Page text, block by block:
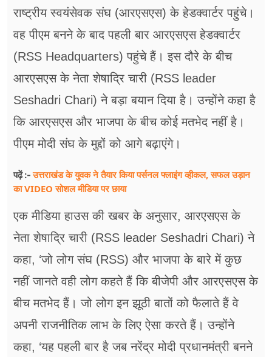
राष्ट्रीय स्वयंसेवक संघ (आरएसएस) के हेडक्वार्टर पहुंचे।
वह पीएम बनने के बाद पहली बार आरएसएस हेडक्वार्टर
(RSS Headquarters) पहुंचे हैं। इस दौरे के बीच
आरएसएस के नेता शेषाद्रि चारी (RSS leader
Seshadri Chari) ने बड़ा बयान दिया है। उन्होंने कहा है
कि आरएसएस और भाजपा के बीच कोई मतभेद नहीं है।
पीएम मोदी संघ के मुद्दों को आगे बढ़ाएंगे।
पढ़ें :-उत्तराखंड के युवक ने तैयार किया पर्सनल फ्लाइंग व्हीकल, सफल उड़ान
का VIDEO सोशल मीडिया पर छाया
एक मीडिया हाउस की खबर के अनुसार, आरएसएस के
नेता शेषाद्रि चारी (RSS leader Seshadri Chari) ने
कहा, ‘जो लोग संघ (RSS) और भाजपा के बारे में कुछ
नहीं जानते वही लोग कहते हैं कि बीजेपी और आरएसएस के
बीच मतभेद हैं। जो लोग इन झूठी बातों को फैलाते हैं वे
अपनी राजनीतिक लाभ के लिए ऐसा करते हैं। उन्होंने
कहा, ‘यह पहली बार है जब नरेंद्र मोदी प्रधानमंत्री बनने